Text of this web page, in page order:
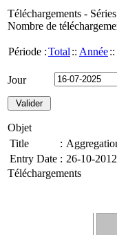
Téléchargements -
Nombre de
Période :Total :: Année::
Jour
Objet
Title
:
Entry Date : 26-10-2012
Téléchargements